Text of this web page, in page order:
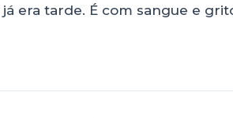
era tarde. É com sangue e